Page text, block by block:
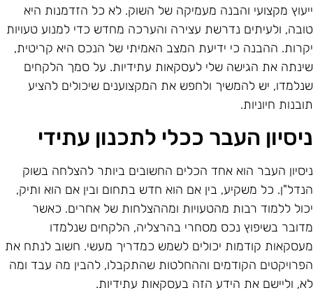
מקצועי והבנה מעמיקה של השוק. לא כל הזדמנות היא
ולעיתים נדרשת עצירה והערכה מחדש כדי למנוע טעויות
ההבנה כי ידיעת המצב האמיתי של הנכס היא קריטית,
את הגישה שלי לעסקאות עתידיות. על סמך הלקחים
יש להמשיך ולחפש את המקצוענים שיכולים להציע
חיוניות.
העבר ככלי לתכנון עתידי
העבר הוא אחד הכלים החשובים ביותר להצלחה בשוק
כל משקיע, בין אם הוא חדש בתחום ובין אם הוא ותיק,
ללמוד רבות מהטעויות ומההצלחות של אחרים. כאשר
בשיפוץ נכס מסחרי בהרצליה, הלקחים שנלמדו
קודמות יכולים לשמש כמדריך מעשי. חשוב לנתח את
הקודמים וההחלטות שהתקבלו, להבין מה עבד ומה
וליישם את הידע הזה בעסקאות עתידיות.